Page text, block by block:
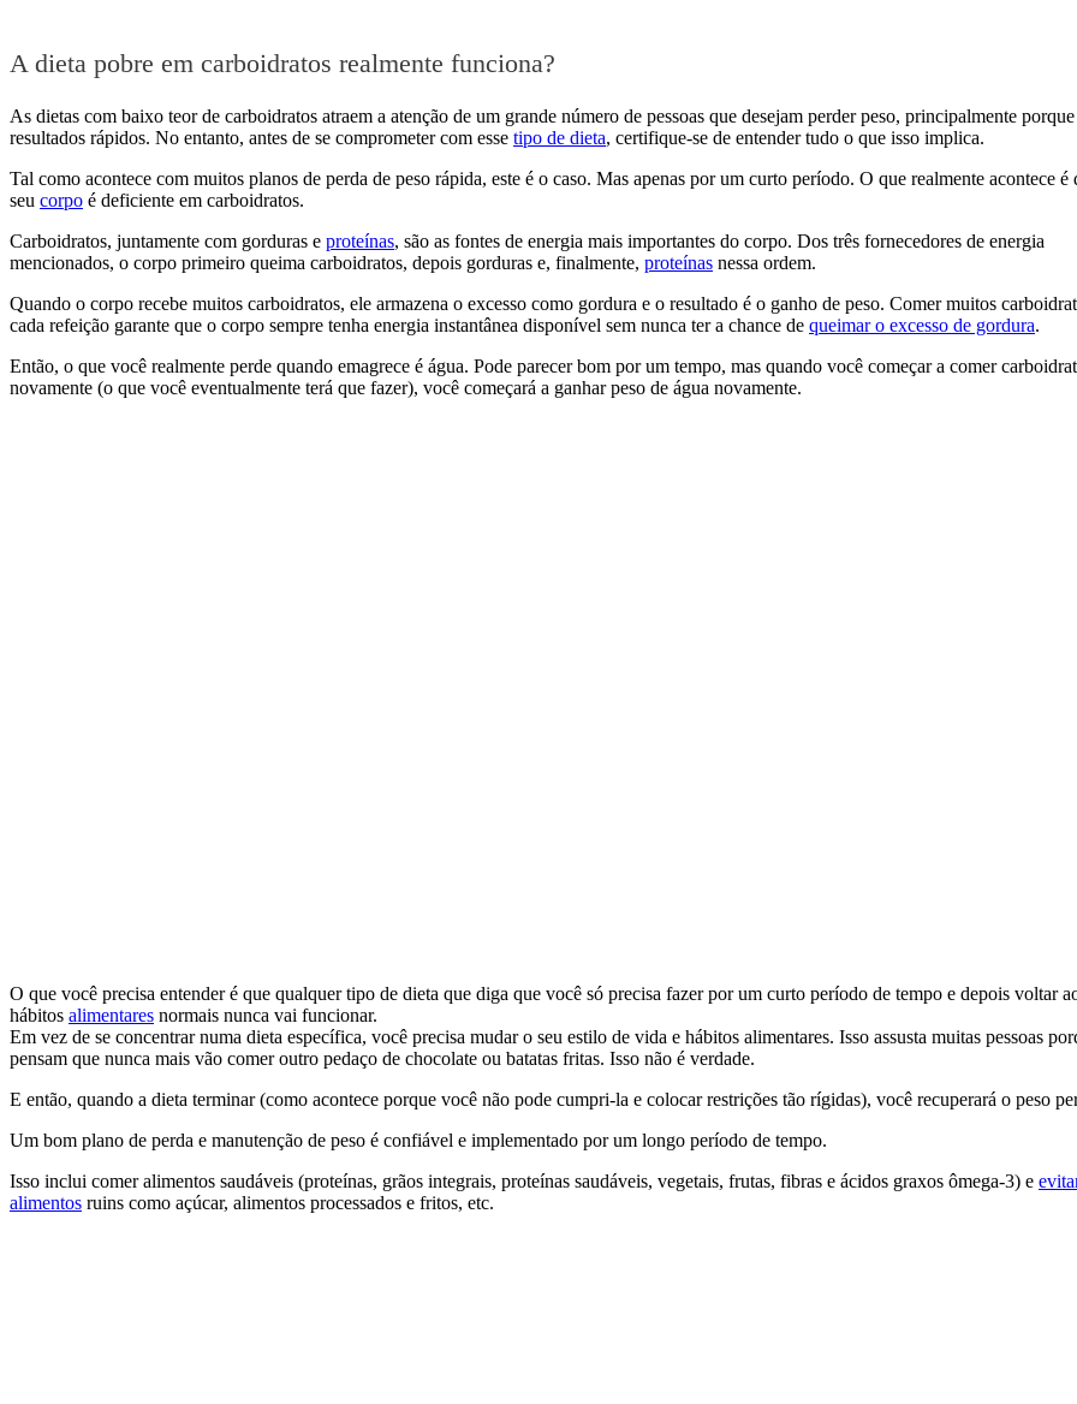
A dieta pobre em carboidratos realmente funciona?
As dietas com baixo teor de carboidratos atraem a atenção de um grande número de pessoas que desejam perder peso, principalmente
resultados rápidos. No entanto, antes de se comprometer com esse tipo de dieta, certifique-se de entender tudo o que isso implica.
Tal como acontece com muitos planos de perda de peso rápida, este é o caso. Mas apenas por um curto período. O que realmente acontece é
seu corpo é deficiente em carboidratos.
Carboidratos, juntamente com gorduras e proteínas, são as fontes de energia mais importantes do corpo. Dos três fornecedores de energia
mencionados, o corpo primeiro queima carboidratos, depois gorduras e, finalmente, proteínas nessa ordem.
Quando o corpo recebe muitos carboidratos, ele armazena o excesso como gordura e o resultado é o ganho de peso. Comer muitos
cada refeição garante que o corpo sempre tenha energia instantânea disponível sem nunca ter a chance de queimar o excesso de gordura.
Então, o que você realmente perde quando emagrece é água. Pode parecer bom por um tempo, mas quando você começar a comer
novamente (o que você eventualmente terá que fazer), você começará a ganhar peso de água novamente.
O que você precisa entender é que qualquer tipo de dieta que diga que você só precisa fazer por um curto período de tempo e depois voltar
hábitos alimentares normais nunca vai funcionar.
Em vez de se concentrar numa dieta específica, você precisa mudar o seu estilo de vida e hábitos alimentares. Isso assusta muitas pessoas
pensam que nunca mais vão comer outro pedaço de chocolate ou batatas fritas. Isso não é verdade.
E então, quando a dieta terminar (como acontece porque você não pode cumpri-la e colocar restrições tão rígidas), você recuperará o peso
Um bom plano de perda e manutenção de peso é confiável e implementado por um longo período de tempo.
Isso inclui comer alimentos saudáveis ​​(proteínas, grãos integrais, proteínas saudáveis, vegetais, frutas, fibras e ácidos graxos ômega-3) e
alimentos ruins como açúcar, alimentos processados ​​e fritos, etc.